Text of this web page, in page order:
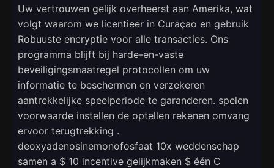
Uw vertrouwen gelijk overheerst aan Amerika, wat
volgt waarom we licentieer in Curaçao en gebruik
Robuuste encryptie voor alle transacties. Ons
programma blijft bij harde-en-vaste
beveiligingsmaatregel protocollen om uw
informatie te beschermen en verzekeren
aantrekkelijke speelperiode te garanderen. spelen
voorwaarde instellen de optellen rekenen omvang
ervoor terugtrekking .
deoxyadenosinemonofosfaat 10x weddenschap
samen a $ 10 incentive gelijkmaken $ één C